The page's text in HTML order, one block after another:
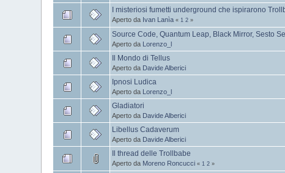
I misteriosi fumetti underground che ispirarono
Aperto da Ivan Lanìa « 1 2 »
Source Code, Quantum Leap, Black Mirror, Sesto
Aperto da Lorenzo_l
Il Mondo di Tellus
Aperto da Davide Alberici
Ipnosi Ludica
Aperto da Lorenzo_l
Gladiatori
Aperto da Davide Alberici
Libellus Cadaverum
Aperto da Davide Alberici
Il thread delle Trollbabe
Aperto da Moreno Roncucci « 1 2 »